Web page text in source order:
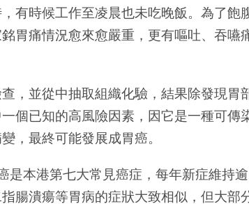
有時候工作至凌晨也未吃晚飯。為了飽
胃痛情況愈來愈嚴重，更有嘔吐、吞嚥
，並從中抽取組織化驗，結果除發現胃
個已知的高風險因素，因它是一種可傳
，最終可能發展成胃癌。
本港第七大常見癌症，每年新症維持
腸潰瘍等胃病的症狀大致相似，但大部